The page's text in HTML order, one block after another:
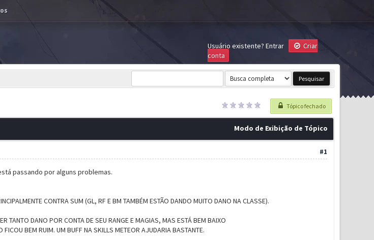
Usuário existente? Entrar
Criar
conta
Tópico fechado
Modo de Exibição de Tópico
#1
passando por alguns problemas.
CONTRA SUM (GL, RF E BM TAMBÉM ESTÃO DANDO MUITO DANO NA CLASSE).
TANTO DANO POR CONTA DE SEU RANGE E MAGIAS, MAS ESTÁ BEM BAIXO
BEM RUIM. UM BUFF NA SKILLS METEOR AJUDARIA BASTANTE.